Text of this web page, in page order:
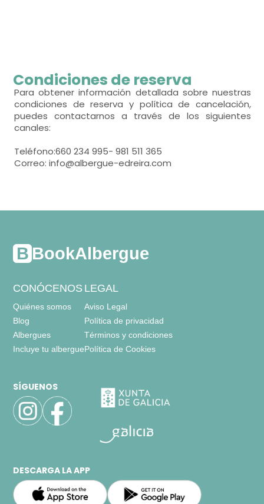
habitación con varias camas
- cama litera para 2 personas = 5
Calefacción,
Aire acondicionado,
Condiciones de reserva
Para obtener información detallada sobre nuestras
condiciones de reserva y política de cancelación,
puedes contactarnos a través de los siguientes
canales:
Teléfono:660 234 995- 981 511 365
Correo: info@albergue-edreira.com
BookAlbergue
CONÓCENOS
Quiénes somos
Blog
Albergues
Incluye tu albergue
LEGAL
Aviso Legal
Política de privacidad
Términos y condiciones
Política de Cookies
SÍGUENOS
DESCARGA LA APP